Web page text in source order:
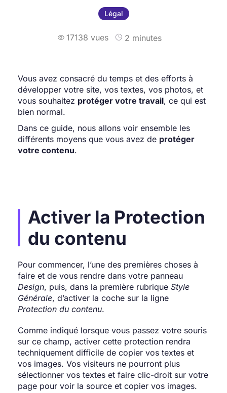
Légal
 17138 vues 2 minutes
Vous avez consacré du temps et des efforts à
développer votre site, vos textes, vos photos, et
vous souhaitez protéger votre travail, ce qui est
bien normal.
Dans ce guide, nous allons voir ensemble les
différents moyens que vous avez de protéger
votre contenu.
Activer la Protection
du contenu
Pour commencer, l’une des premières choses à
faire et de vous rendre dans votre panneau
Design, puis, dans la première rubrique Style
Générale, d’activer la coche sur la ligne
Protection du contenu.
Comme indiqué lorsque vous passez votre souris
sur ce champ, activer cette protection rendra
techniquement difficile de copier vos textes et
vos images. Vos visiteurs ne pourront plus
sélectionner vos textes et faire clic-droit sur votre
page pour voir la source et copier vos images.